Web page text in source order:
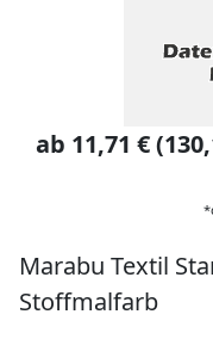
ab 11,71 €
Marabu Textil
Stoffmalfarb